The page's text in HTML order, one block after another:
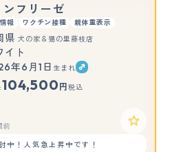
ンフリーゼ
報 ワクチン接種 親体重表示
県 犬の家＆猫の里藤枝店
イト
年6月1日 生まれ
104,500 円 税込
前
中！人気急上昇中です！